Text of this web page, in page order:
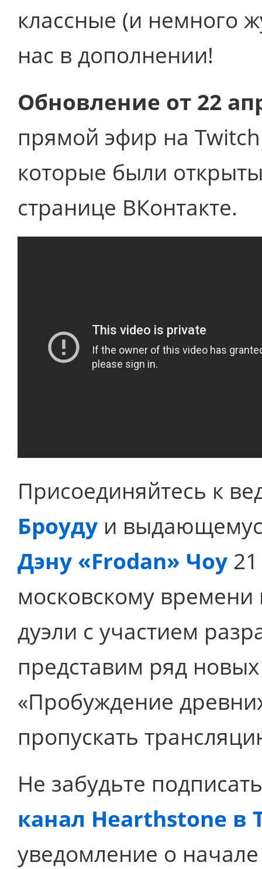
классные (и немного
нас в дополнении!
Обновление от 22
прямой эфир на
которые были
странице ВКонтакте.
Присоединяйтесь к
Броуду и
Дэну «Frodan» Чоу
московскому
дуэли с участием
представим ряд
«Пробуждение
пропускать
Не забудьте
канал Hearthstone в
уведомление о